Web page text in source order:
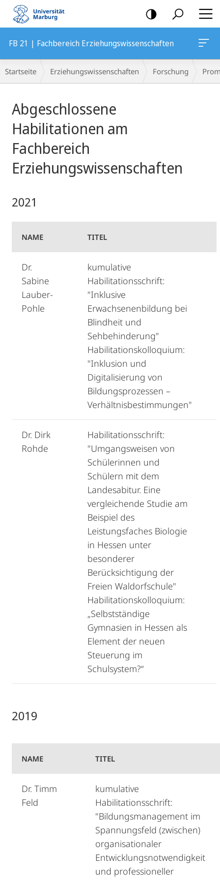
Mobile-
Navigation
FB 21 | Fachbereich Erziehungswissenschaften
Breadcrumb-
Navigation
Startseite Erziehungswissenschaften Forschung
Abgeschlossene
Habilitationen am
Fachbereich
Erziehungswissenschaften
2021
NAME TITEL
Dr.
Sabine
Lauber-
Pohle
kumulative
Habilitationsschrift:
"Inklusive
Erwachsenenbildung bei
Blindheit und
Sehbehinderung"
Habilitationskolloquium:
"Inklusion und
Digitalisierung von
Bildungsprozessen –
Verhältnisbestimmungen"
Dr. Dirk
Rohde
Habilitationsschrift:
"Umgangsweisen von
Schülerinnen und
Schülern mit dem
Landesabitur. Eine
vergleichende Studie am
Beispiel des
Leistungsfaches Biologie
in Hessen unter
besonderer
Berücksichtigung der
Freien Waldorfschule"
Habilitationskolloquium:
„Selbstständige
Gymnasien in Hessen als
Element der neuen
Steuerung im
Schulsystem?“
2019
NAME TITEL
Dr. Timm
Feld
kumulative
Habilitationsschrift:
"Bildungsmanagement im
Spannungsfeld (zwischen)
organisationaler
Entwicklungsnotwendigkeit
und professioneller